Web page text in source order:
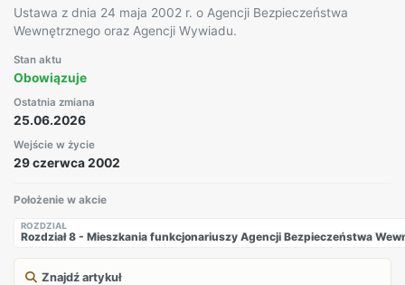
Ustawa z dnia 24 maja 2002 r. o Agencji Bezpieczeństwa
Wewnętrznego oraz Agencji Wywiadu.
Stan aktu
Obowiązuje
Ostatnia zmiana
25.06.2026
Wejście w życie
29 czerwca 2002
Położenie w akcie
ROZDZIAŁ
Rozdział 8 - Mieszkania funkcjonariuszy Agencji Bezpieczeństwa
Znajdź artykuł